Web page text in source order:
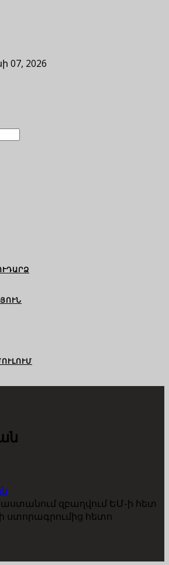
07, 2026
զբաղվում ԵՄ-ի հետ
ստորագրումից հետո